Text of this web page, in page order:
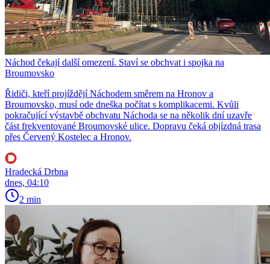
Náchod čekají další omezení. Staví se obchvat i spojka na
Broumovsko
Řidiči, kteří projíždějí Náchodem směrem na Hronov a
Broumovsko, musí ode dneška počítat s komplikacemi. Kvůli
pokračující výstavbě obchvatu Náchoda se na několik dní uzavře
část frekventované Broumovské ulice. Dopravu čeká objízdná trasa
přes Červený Kostelec a Hronov.
Hradecká Drbna
dnes, 04:10
2 min